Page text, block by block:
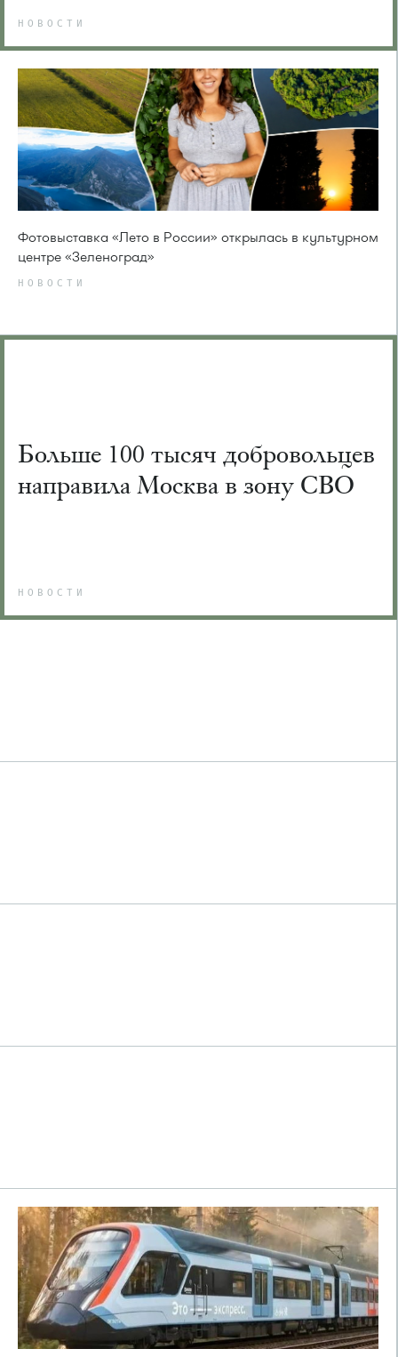
НОВОСТИ
Фотовыставка «Лето в России» открылась в культурном
центре «Зеленоград»
НОВОСТИ
Больше 100 тысяч добровольцев
направила Москва в зону СВО
НОВОСТИ